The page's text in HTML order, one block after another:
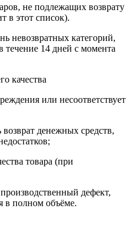
не подлежащих возврату
в этот список).
невозвратных категорий,
течение 14 дней с момента
качества
или несоответствует
возврат денежных средств,
товара (при
дефект,
в полном объёме.